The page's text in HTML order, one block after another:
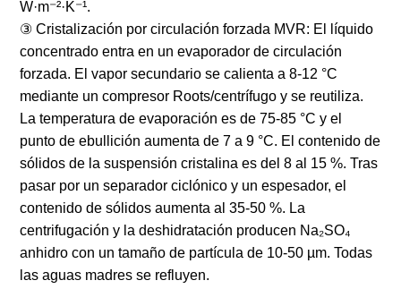
W·m⁻²·K⁻¹.
③ Cristalización por circulación forzada MVR: El líquido
concentrado entra en un evaporador de circulación
forzada. El vapor secundario se calienta a 8-12 °C
mediante un compresor Roots/centrífugo y se reutiliza.
La temperatura de evaporación es de 75-85 °C y el
punto de ebullición aumenta de 7 a 9 °C. El contenido de
sólidos de la suspensión cristalina es del 8 al 15 %. Tras
pasar por un separador ciclónico y un espesador, el
contenido de sólidos aumenta al 35-50 %. La
centrifugación y la deshidratación producen Na₂SO₄
anhidro con un tamaño de partícula de 10-50 µm. Todas
las aguas madres se refluyen.